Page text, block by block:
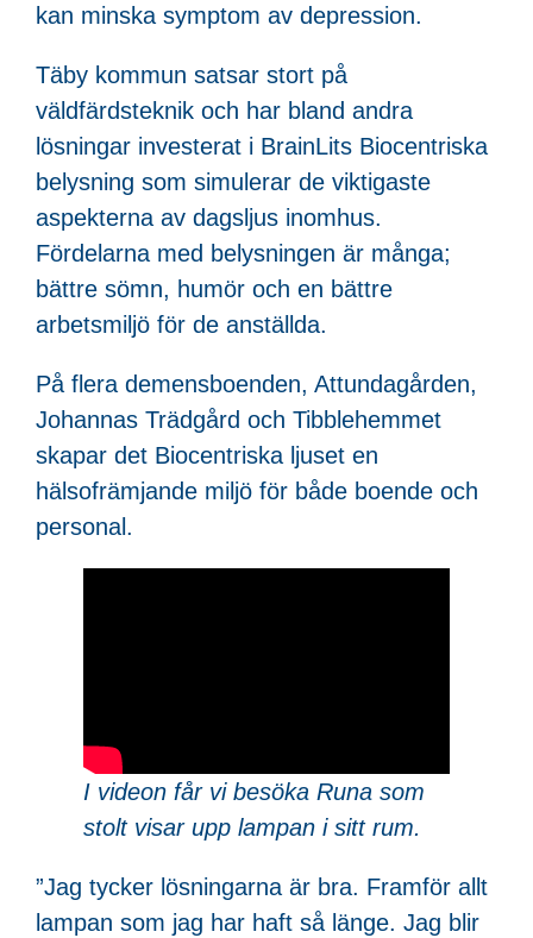
kan minska symptom av depression.
Täby kommun satsar stort på
väldfärdsteknik och har bland andra
lösningar investerat i BrainLits Biocentriska
belysning som simulerar de viktigaste
aspekterna av dagsljus inomhus.
Fördelarna med belysningen är många;
bättre sömn, humör och en bättre
arbetsmiljö för de anställda.
På flera demensboenden, Attundagården,
Johannas Trädgård och Tibblehemmet
skapar det Biocentriska ljuset en
hälsofrämjande miljö för både boende och
personal.
I videon får vi besöka Runa som
stolt visar upp lampan i sitt rum.
”Jag tycker lösningarna är bra. Framför allt
lampan som jag har haft så länge. Jag blir